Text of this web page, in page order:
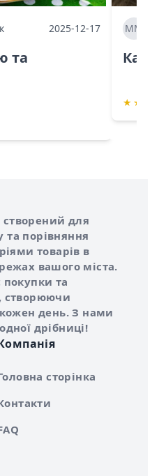
2025-12-17
та
ММ
★ ★
створений для
порівняння
товарів в
вашого міста.
та
створюючи
день. З нами
дрібниці!
сторінка